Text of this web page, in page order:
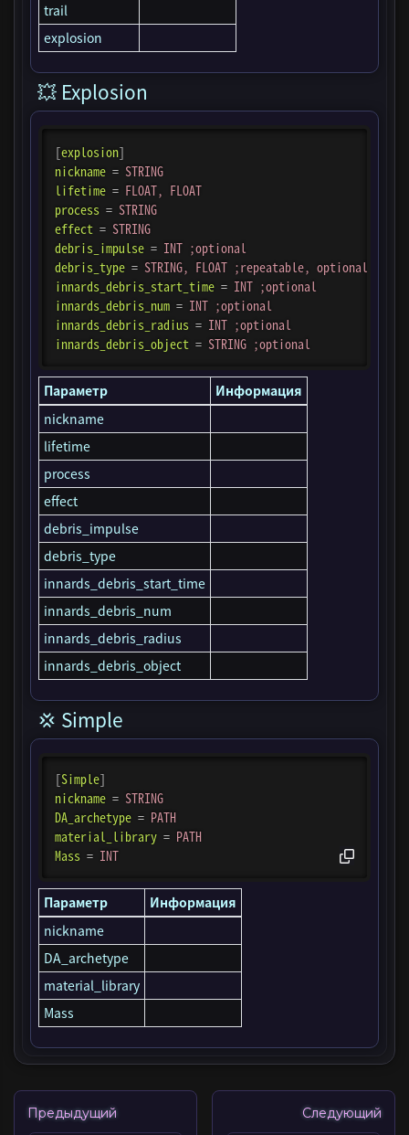
trail
explosion
💥 Explosion
[explosion]
nickname = STRING
lifetime = FLOAT, FLOAT
process = STRING
effect = STRING
debris_impulse = INT ;optional
debris_type = STRING, FLOAT ;repeatable, optional
innards_debris_start_time = INT ;optional
innards_debris_num = INT ;optional
innards_debris_radius = INT ;optional
innards_debris_object = STRING ;optional
Параметр
Информация
nickname
lifetime
process
effect
debris_impulse
debris_type
innards_debris_start_time
innards_debris_num
innards_debris_radius
innards_debris_object
💢 Simple
[Simple]
nickname = STRING
DA_archetype = PATH
material_library = PATH
Mass = INT
Параметр
Информация
nickname
DA_archetype
material_library
Mass
Предыдущий Следующий